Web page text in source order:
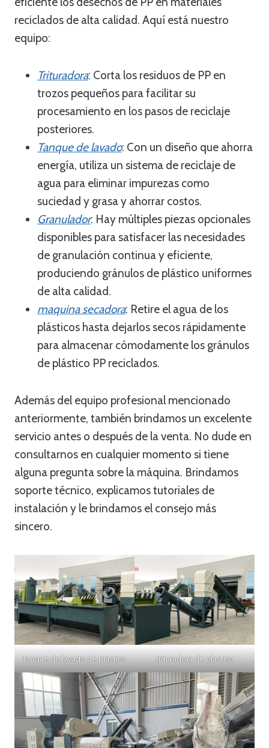
reciclados de alta calidad. Aquí está nuestro
equipo:
Trituradora: Corta los residuos de PP en
trozos pequeños para facilitar su
procesamiento en los pasos de reciclaje
posteriores.
Tanque de lavado: Con un diseño que ahorra
energía, utiliza un sistema de reciclaje de
agua para eliminar impurezas como
suciedad y grasa y ahorrar costos.
Granulador: Hay múltiples piezas opcionales
disponibles para satisfacer las necesidades
de granulación continua y eficiente,
produciendo gránulos de plástico uniformes
de alta calidad.
maquina secadora: Retire el agua de los
plásticos hasta dejarlos secos rápidamente
para almacenar cómodamente los gránulos
de plástico PP reciclados.
Además del equipo profesional mencionado
anteriormente, también brindamos un excelente
servicio antes o después de la venta. No dude en
consultarnos en cualquier momento si tiene
alguna pregunta sobre la máquina. Brindamos
soporte técnico, explicamos tutoriales de
instalación y le brindamos el consejo más
sincero.
tanque de lavado de plastico trituradora de plastico